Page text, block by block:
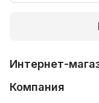
Интернет-
Компания